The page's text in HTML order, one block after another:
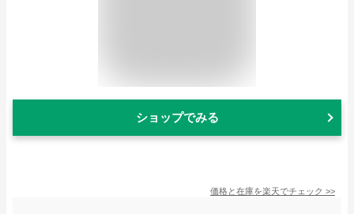
ショップでみる
価格と在庫を楽天でチェック >>